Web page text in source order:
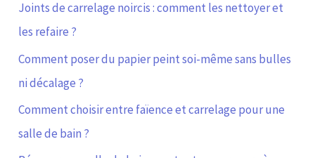
Joints de carrelage noircis : comment les nettoyer et
les refaire ?
Comment poser du papier peint soi-même sans bulles
ni décalage ?
Comment choisir entre faïence et carrelage pour une
salle de bain ?